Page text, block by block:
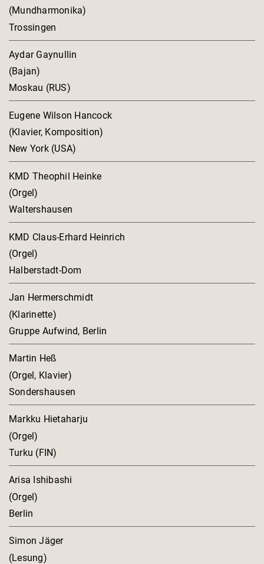
(Mundharmonika)
Trossingen
Aydar Gaynullin
(Bajan)
Moskau (RUS)
Eugene Wilson Hancock
(Klavier, Komposition)
New York (USA)
KMD Theophil Heinke
(Orgel)
Waltershausen
KMD Claus-Erhard Heinrich
(Orgel)
Halberstadt-Dom
Jan Hermerschmidt
(Klarinette)
Gruppe Aufwind, Berlin
Martin Heß
(Orgel, Klavier)
Sondershausen
Markku Hietaharju
(Orgel)
Turku (FIN)
Arisa Ishibashi
(Orgel)
Berlin
Simon Jäger
(Lesung)